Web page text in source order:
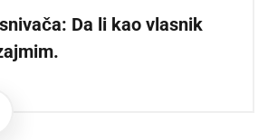
Da li kao vlasnik